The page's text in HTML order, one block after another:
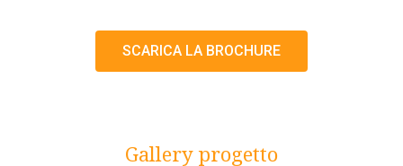
SCARICA LA BROCHURE
Gallery progetto